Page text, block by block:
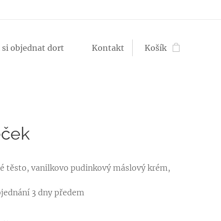
si objednat dort ♥ Kontakt Košík
těsto, vanilkovo pudinkový máslový krém,
3 dny předem